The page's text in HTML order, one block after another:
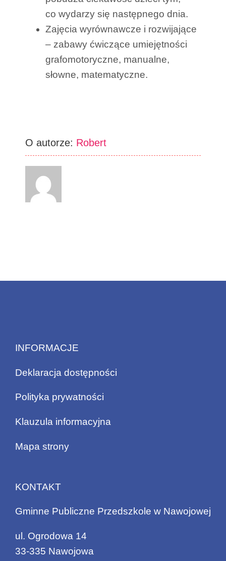
co wydarzy się następnego dnia.
Zajęcia wyrównawcze i rozwijające
– zabawy ćwiczące umiejętności
grafomotoryczne, manualne,
słowne, matematyczne.
O autorze: Robert
INFORMACJE
Deklaracja dostępności
Polityka prywatności
Klauzula informacyjna
Mapa strony
KONTAKT
Gminne Publiczne Przedszkole w Nawojowej
ul. Ogrodowa 14
33-335 Nawojowa